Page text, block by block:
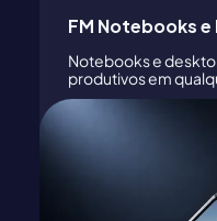
FM Notebooks
Notebooks e
produtivos em